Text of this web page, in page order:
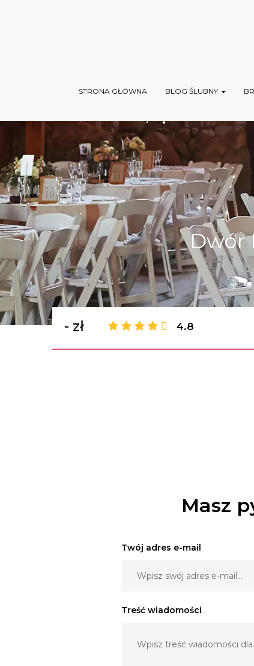
STRONA GŁÓWNA BLOG ŚLUBNY
Dwór
- zł 4.8
Masz
Twój adres e-mail
Treść wiadomości